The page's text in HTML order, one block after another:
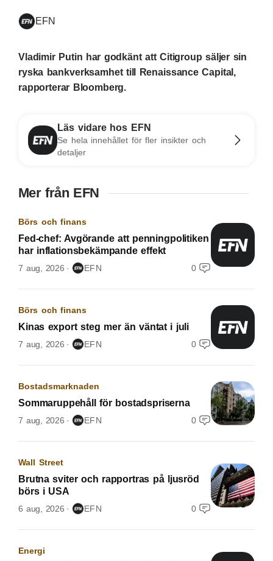
EFN
Vladimir Putin har godkänt att Citigroup säljer sin
ryska bankverksamhet till Renaissance Capital,
rapporterar Bloomberg.
Läs vidare hos EFN
Se hela innehållet för fler insikter och
detaljer
Mer från EFN
Börs och finans
Fed-chef: Avgörande att penningpolitiken
har inflationsbekämpande effekt
7 aug, 2026 EFN 0
Börs och finans
Kinas export steg mer än väntat i juli
7 aug, 2026 EFN 0
Bostadsmarknaden
Sommaruppehåll för bostadspriserna
7 aug, 2026 EFN 0
Wall Street
Brutna sviter och rapportras på ljusröd
börs i USA
6 aug, 2026 EFN 0
Energi